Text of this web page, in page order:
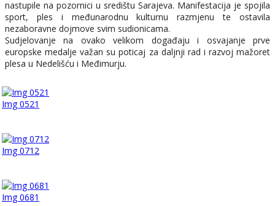
nastupile na pozornici u središtu Sarajeva. Manifestacija je spojila
sport, ples i međunarodnu kulturnu razmjenu te ostavila
nezaboravne dojmove svim sudionicama.
Sudjelovanje na ovako velikom događaju i osvajanje prve
europske medalje važan su poticaj za daljnji rad i razvoj mažoret
plesa u Nedelišću i Međimurju.
Img 0521
Img 0712
Img 0681